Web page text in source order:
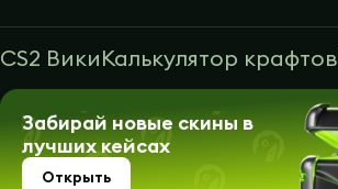
CS2 ВикиКалькулятор крафтов
Забирай новые скины в
лучших кейсах
Открыть